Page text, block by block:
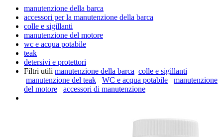
manutenzione della barca
accessori per la manutenzione della barca
colle e sigillanti
manutenzione del motore
wc e acqua potabile
teak
detersivi e protettori
Filtri utili manutenzione della barca colle e sigillanti
manutenzione del teak
WC e acqua potabile
manutenzione
del motore
accessori di manutenzione